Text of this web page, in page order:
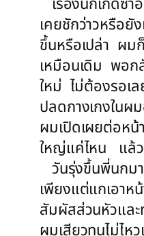
เรื่องนี้ก็เกิดซ้
เคยชักว่าวหรือ
ขึ้นหรือเปล่า ผม
เหมือนเดิม พอก
ใหม่ ไม่ต้องรอเ
ปลดกางเกงในผ
ผมเปิดเผยต่อห
ใหญ่แค่ไหน แล้ว
วันรุ่งขึ้นพี่นกม
เพียงแต่แกเอา
สัมผัสส่วนหัวแล
ผมเสียวทนไม่ไ